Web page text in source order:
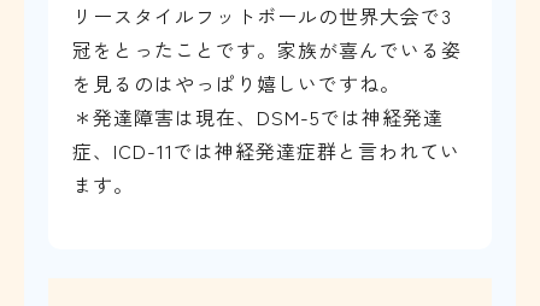
リースタイルフットボールの世界大会で3
冠をとったことです。家族が喜んでいる姿
を見るのはやっぱり嬉しいですね。
＊発達障害は現在、DSM-5では神経発達
症、ICD-11では神経発達症群と言われてい
ます。